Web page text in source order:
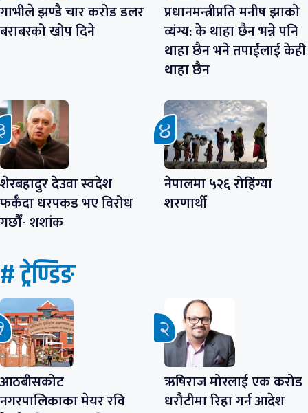
गाभीले झण्डै चार करोड डलर
बराबरको खोप दिने
प्रधानमन्त्रीप्रति मनीष झाको
व्यंग्य: के थाहा छैन भन्ने पनि
थाहा छैन भने तपाईंलाई केही
थाहा छैन
शेरबहादुर देउवा स्वदेश
फर्कँदा धरपकड भए विरोध
गर्छौं- शशांक
नेपालमा ५२६ रोहिंग्या
शरणार्थी
# ट्रेण्डिङ
आठबीसकोट
नगरपालिकाका मेयर रवि
ऋषिराज मोरलाई एक करोड
धरौटीमा रिहा गर्न आदेश